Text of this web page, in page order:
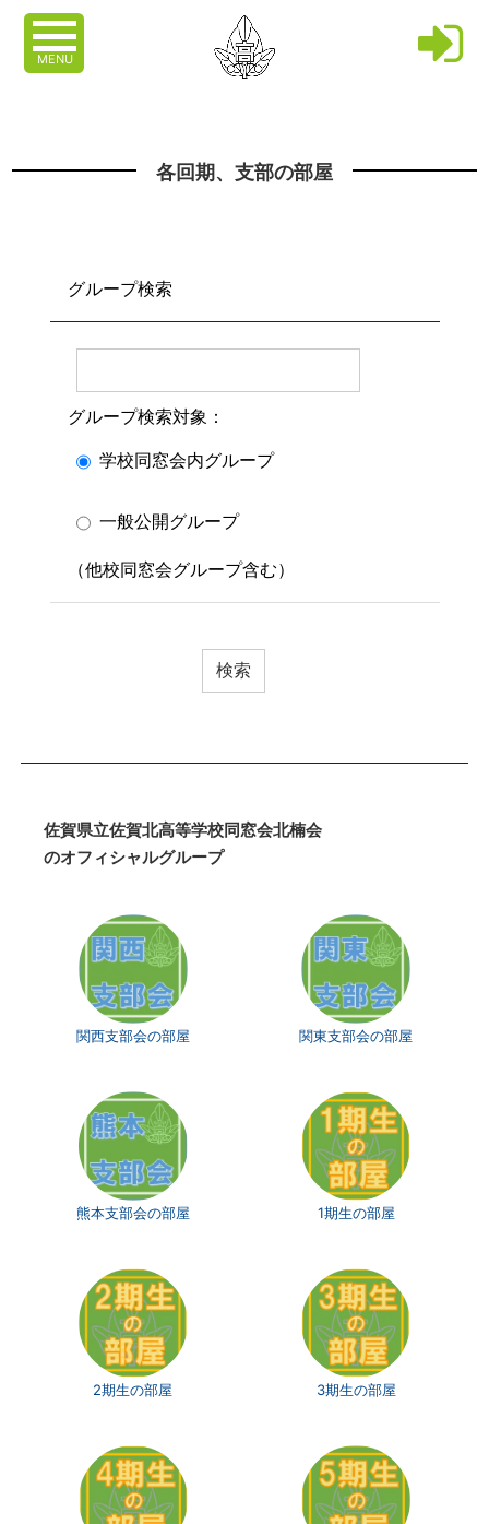
MENU
各回期、支部の部屋
グループ検索
グループ検索対象：
学校同窓会内グループ
一般公開グループ
（他校同窓会グループ含む）
佐賀県立佐賀北高等学校同窓会北楠会
のオフィシャルグループ
関西支部会の部屋 関東支部会の部屋
熊本支部会の部屋 1期生の部屋
2期生の部屋 3期生の部屋